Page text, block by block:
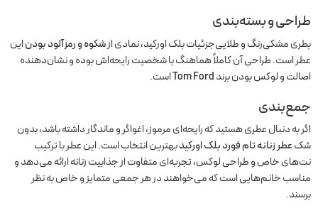
طراحی و بسته‌بندی
بطری مشکی‌رنگ و طلایی‌جزئیات بلک اورکید، نمادی ازشکوه و رمزآلود بودناین
عطر است. طراحی آن کاملاً هماهنگ با شخصیت رایحه‌اش بوده و نشان‌دهنده
اصالت و لوکس بودن برندTom Fordاست.
جمع‌بندی
اگر به دنبال عطری هستید که رایحه‌ای مرموز، اغواگر و ماندگار داشته باشد، بدون
شکعطر زنانه تام فورد بلک اورکیدبهترین انتخاب است. این عطر با ترکیب
نت‌های خاص و طراحی لوکس، تجربه‌ای متفاوت از جذابیت زنانه ارائه می‌دهد و
مناسب خانم‌هایی است که می‌خواهند در هر جمعی متمایز و خاص به نظر
برسند.